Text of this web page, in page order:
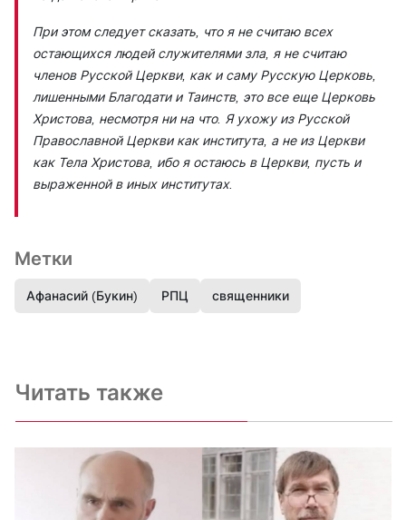
При этом следует сказать, что я не считаю всех
остающихся людей служителями зла, я не считаю
членов Русской Церкви, как и саму Русскую Церковь,
лишенными Благодати и Таинств, это все еще Церковь
Христова, несмотря ни на что. Я ухожу из Русской
Православной Церкви как института, а не из Церкви
как Тела Христова, ибо я остаюсь в Церкви, пусть и
выраженной в иных институтах.
Метки
Афанасий (Букин) РПЦ священники
Читать также